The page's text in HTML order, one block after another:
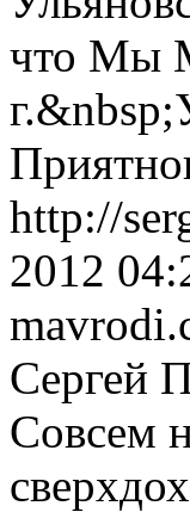
что Мы
http://
2012
Сергей
Совсем